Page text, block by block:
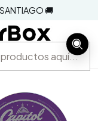
🚚